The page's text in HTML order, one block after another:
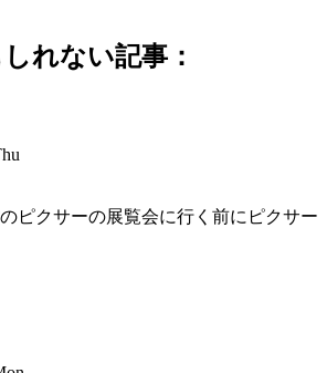
れない記事：
ピクサーの展覧会に行く前にピクサー